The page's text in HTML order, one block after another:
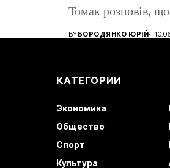
Томак розповів,
громадянство
BYБОРОДЯНКО ЮРІЙ
КАТЕГОРИИ
Экономика
Общество
Спорт
Культура